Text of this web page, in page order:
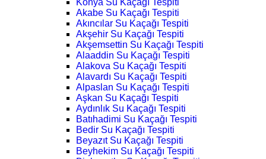
Konya Su Kaçağı Tespiti
Akabe Su Kaçağı Tespiti
Akıncılar Su Kaçağı Tespiti
Akşehir Su Kaçağı Tespiti
Akşemsettin Su Kaçağı Tespiti
Alaaddin Su Kaçağı Tespiti
Alakova Su Kaçağı Tespiti
Alavardı Su Kaçağı Tespiti
Alpaslan Su Kaçağı Tespiti
Aşkan Su Kaçağı Tespiti
Aydınlık Su Kaçağı Tespiti
Batıhadimi Su Kaçağı Tespiti
Bedir Su Kaçağı Tespiti
Beyazıt Su Kaçağı Tespiti
Beyhekim Su Kaçağı Tespiti